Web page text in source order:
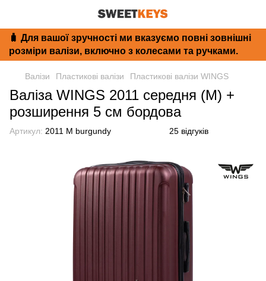
🧳 Для вашої зручності ми вказуємо повні зовнішні
розміри валізи, включно з колесами та ручками.
Валізи Пластикові валізи Пластикові валізи WINGS
Валіза WINGS 2011 середня (M) +
розширення 5 см бордова
Артикул: 2011 M burgundy 25 відгуків